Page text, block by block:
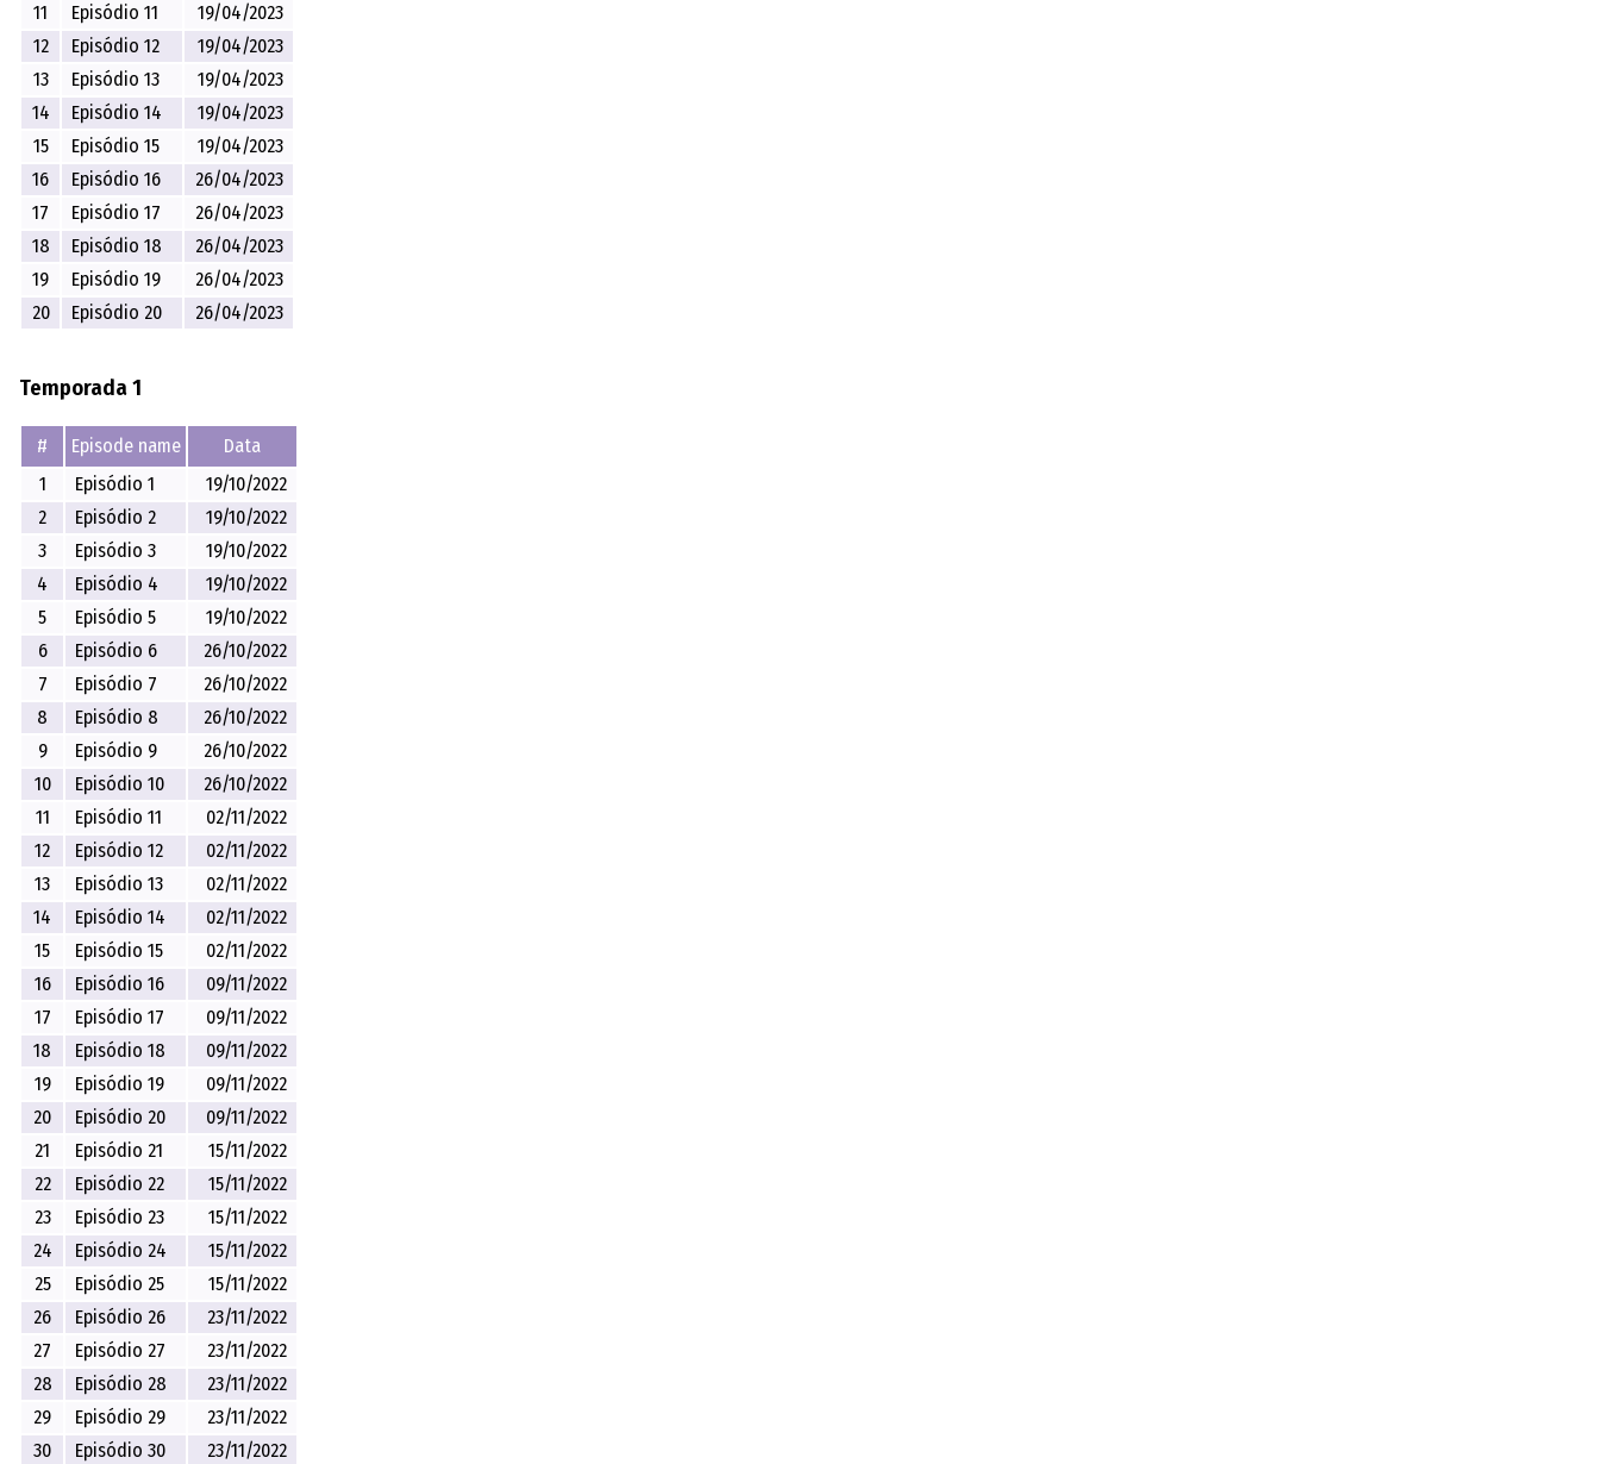
11
Episódio 11
19/04/2023
12
Episódio 12
19/04/2023
13
Episódio 13
19/04/2023
14
Episódio 14
19/04/2023
15
Episódio 15
19/04/2023
16
Episódio 16
26/04/2023
17
Episódio 17
26/04/2023
18
Episódio 18
26/04/2023
19
Episódio 19
26/04/2023
20
Episódio 20 26/04/2023
Temporada 1
# Episode name
Data
1
Episódio 1
19/10/2022
2
Episódio 2
19/10/2022
3
Episódio 3
19/10/2022
4
Episódio 4
19/10/2022
5
Episódio 5
19/10/2022
6
Episódio 6
26/10/2022
7
Episódio 7
26/10/2022
8
Episódio 8
26/10/2022
9
Episódio 9
26/10/2022
10
Episódio 10
26/10/2022
11
Episódio 11
02/11/2022
12
Episódio 12
02/11/2022
13
Episódio 13
02/11/2022
14
Episódio 14
02/11/2022
15
Episódio 15
02/11/2022
16
Episódio 16
09/11/2022
17
Episódio 17
09/11/2022
18
Episódio 18
09/11/2022
19
Episódio 19
09/11/2022
20
Episódio 20
09/11/2022
21
Episódio 21
15/11/2022
22
Episódio 22
15/11/2022
23
Episódio 23
15/11/2022
24
Episódio 24
15/11/2022
25
Episódio 25
15/11/2022
26
Episódio 26
23/11/2022
27
Episódio 27
23/11/2022
28
Episódio 28
23/11/2022
29
Episódio 29
23/11/2022
30
Episódio 30
23/11/2022